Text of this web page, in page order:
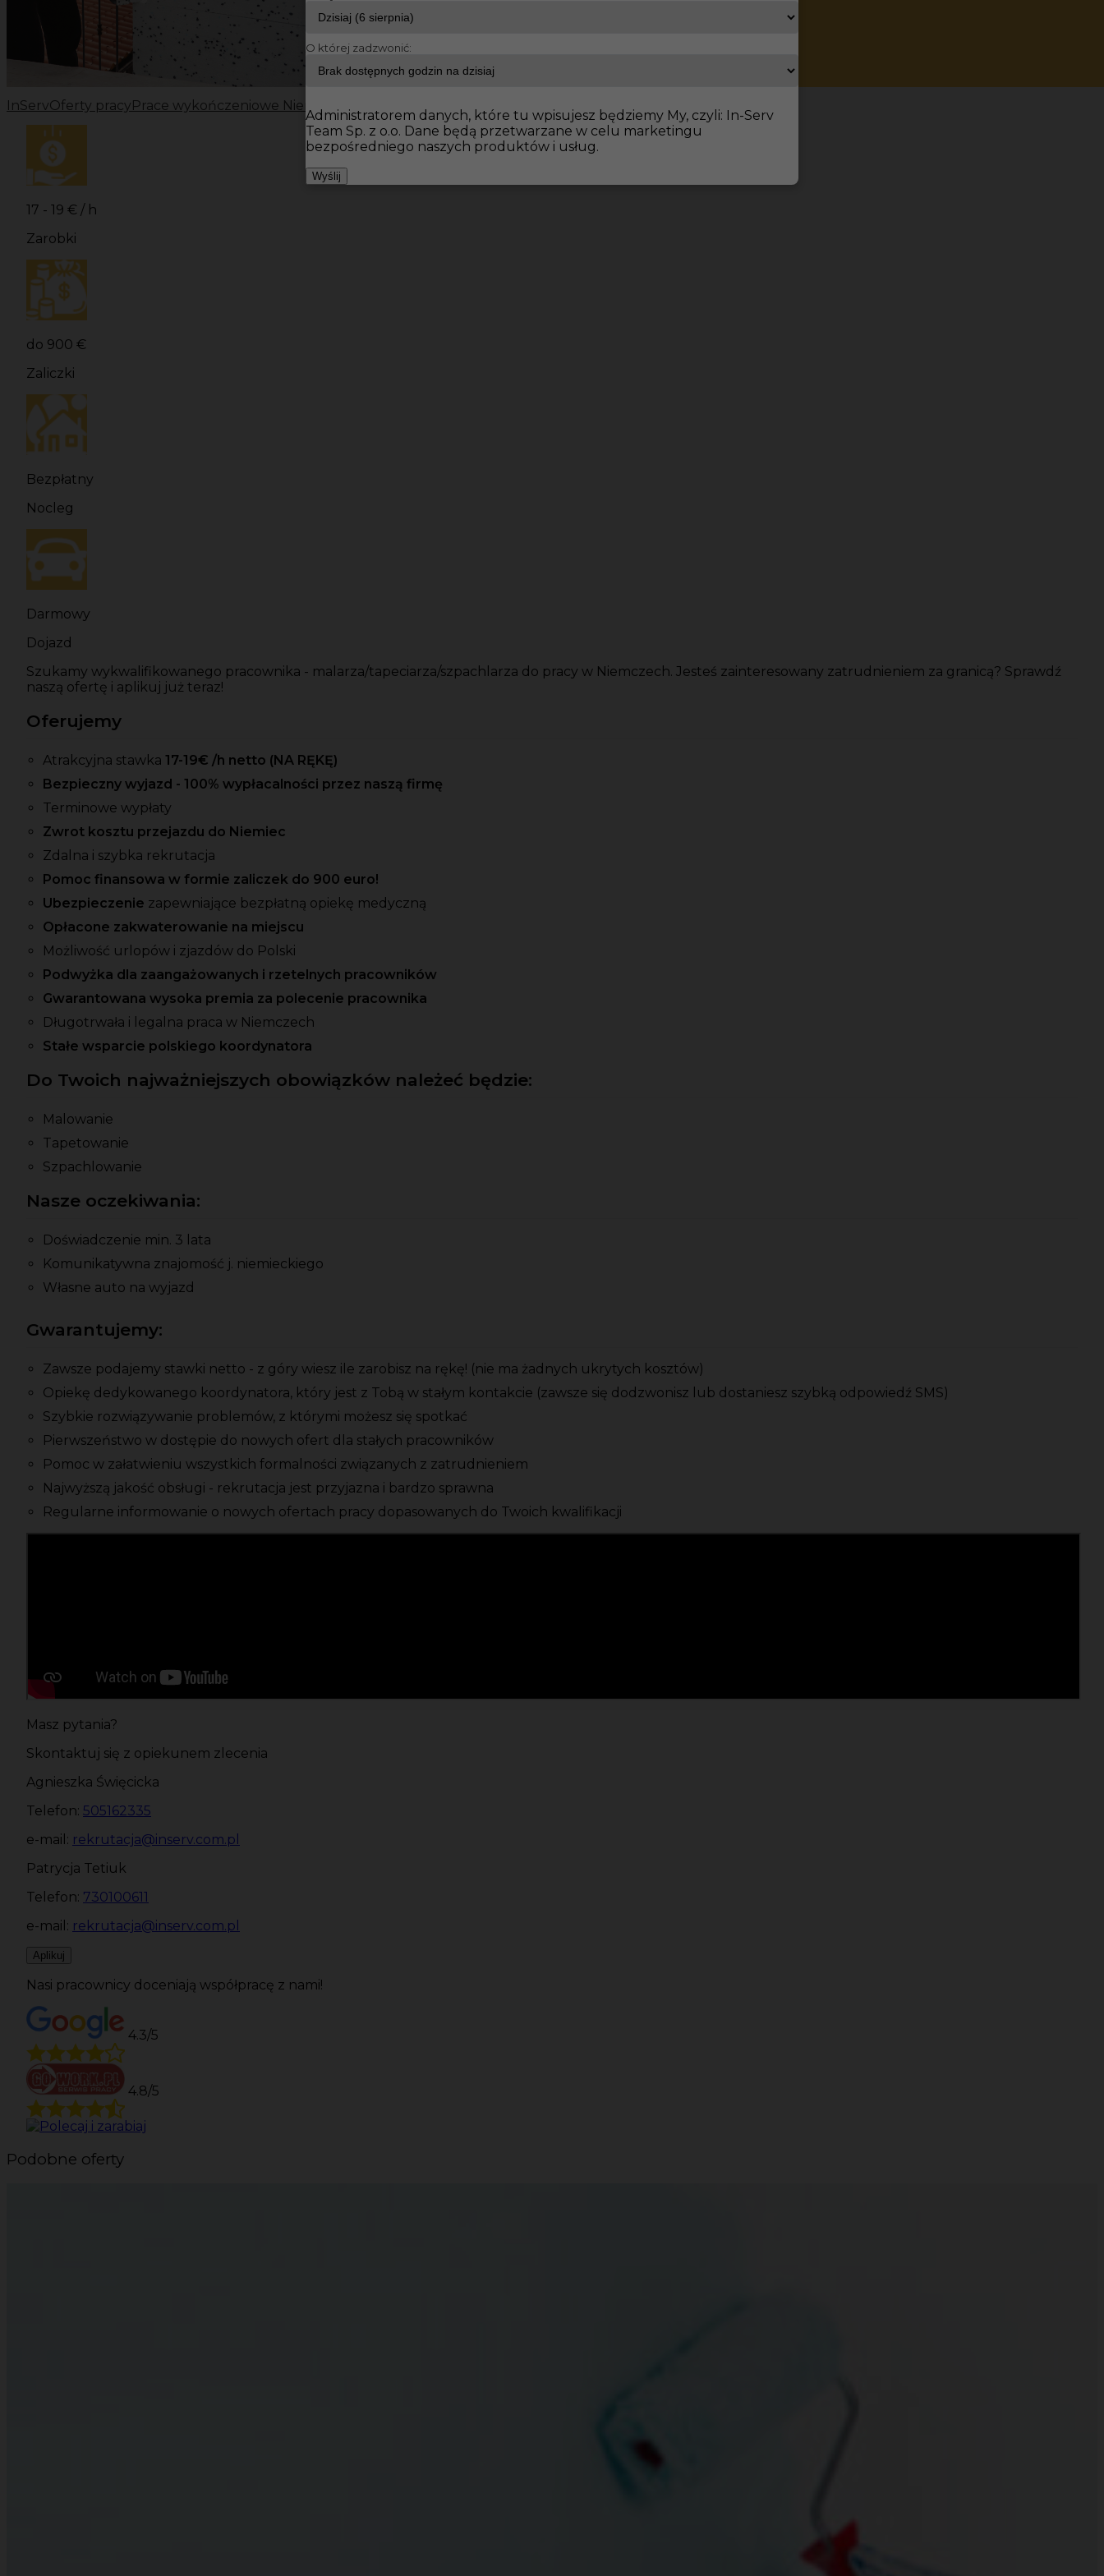
InServOferty pracy Prace wykończeniowe Niemcy Prace wykończeniowe Malarz - praca za granicą w Niemczech
17 - 19 € / h
Zarobki
do 900 €
Zaliczki
Bezpłatny
Nocleg
Darmowy
Dojazd
Szukamy wykwalifikowanego pracownika - malarza/tapeciarza/szpachlarza do pracy w Niemczech. Jesteś zainteresowany zatrudnieniem za granicą? Sprawdź
naszą ofertę i aplikuj już teraz!
Oferujemy
Atrakcyjna stawka 17-19€ /h netto (NA RĘKĘ)
Bezpieczny wyjazd - 100% wypłacalności przez naszą firmę
Terminowe wypłaty
Zwrot kosztu przejazdu do Niemiec
Zdalna i szybka rekrutacja
Pomoc finansowa w formie zaliczek do 900 euro!
Ubezpieczenie zapewniające bezpłatną opiekę medyczną
Opłacone zakwaterowanie na miejscu
Możliwość urlopów i zjazdów do Polski
Podwyżka dla zaangażowanych i rzetelnych pracowników
Gwarantowana wysoka premia za polecenie pracownika
Długotrwała i legalna praca w Niemczech
Stałe wsparcie polskiego koordynatora
Do Twoich najważniejszych obowiązków należeć będzie:
Malowanie
Tapetowanie
Szpachlowanie
Nasze oczekiwania:
Doświadczenie min. 3 lata
Komunikatywna znajomość j. niemieckiego
Własne auto na wyjazd
Gwarantujemy:
Zawsze podajemy stawki netto - z góry wiesz ile zarobisz na rękę! (nie ma żadnych ukrytych kosztów)
Opiekę dedykowanego koordynatora, który jest z Tobą w stałym kontakcie (zawsze się dodzwonisz lub dostaniesz szybką odpowiedź SMS)
Szybkie rozwiązywanie problemów, z którymi możesz się spotkać
Pierwszeństwo w dostępie do nowych ofert dla stałych pracowników
Pomoc w załatwieniu wszystkich formalności związanych z zatrudnieniem
Najwyższą jakość obsługi - rekrutacja jest przyjazna i bardzo sprawna
Regularne informowanie o nowych ofertach pracy dopasowanych do Twoich kwalifikacji
Masz pytania?
Skontaktuj się z opiekunem zlecenia
Agnieszka Święcicka
Telefon: 505162335
e-mail: rekrutacja@inserv.com.pl
Patrycja Tetiuk
Telefon: 730100611
e-mail: rekrutacja@inserv.com.pl
Aplikuj
Nasi pracownicy doceniają współpracę z nami!
4.3/5
4.8/5
Podobne oferty
O której zadzwonić:
Administratorem danych, które tu wpisujesz będziemy My, czyli: In-Serv
Team Sp. z o.o. Dane będą przetwarzane w celu marketingu
bezpośredniego naszych produktów i usług.
Wyślij